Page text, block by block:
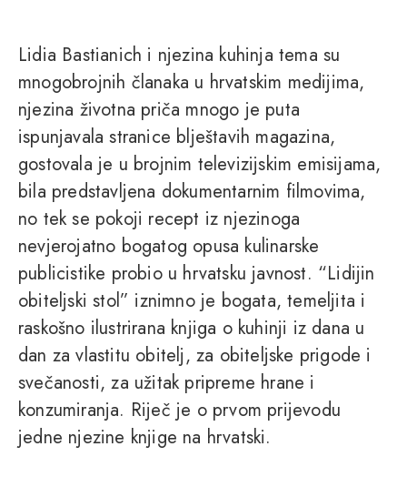
Lidia Bastianich i njezina kuhinja tema su
mnogobrojnih članaka u hrvatskim medijima,
njezina životna priča mnogo je puta
ispunjavala stranice blještavih magazina,
gostovala je u brojnim televizijskim emisijama,
bila predstavljena dokumentarnim filmovima,
no tek se pokoji recept iz njezinoga
nevjerojatno bogatog opusa kulinarske
publicistike probio u hrvatsku javnost. “Lidijin
obiteljski stol” iznimno je bogata, temeljita i
raskošno ilustrirana knjiga o kuhinji iz dana u
dan za vlastitu obitelj, za obiteljske prigode i
svečanosti, za užitak pripreme hrane i
konzumiranja. Riječ je o prvom prijevodu
jedne njezine knjige na hrvatski.